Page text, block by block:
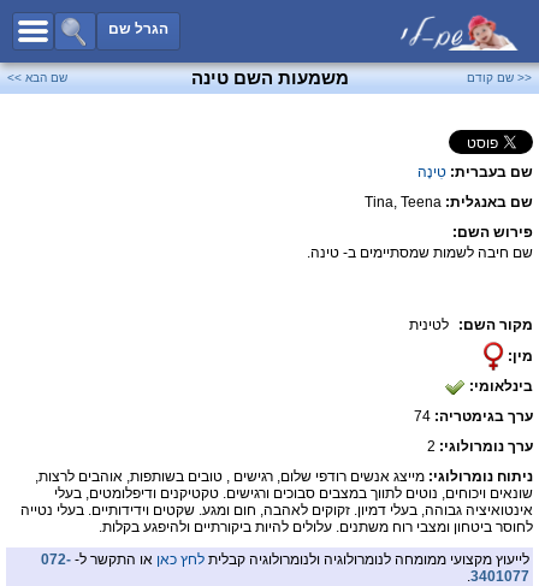
הגרל שם
כל השמות
שמות לבנים
פייסבוק
<< שם קודם משמעות השם טינה שם הבא >>
שם בעברית: טִינָה
שם באנגלית: Tina, Teena
פירוש השם:
שם חיבה לשמות שמסתיימים ב- טינה.
מקור השם:
לטינית
מין:
בינלאומי:
ערך בגימטריה:
ערך נומרולוגי: 2
ניתוח נומרולוגי: מייצג אנשים רודפי שלום, רגישים , טובים בשותפות, אוהבים לרצות,
שונאים ויכוחים, נוטים לתווך במצבים סבוכים ורגישים. טקטיקנים ודיפלומטים, בעלי
אינטואיציה גבוהה, בעלי דמיון. זקוקים לאהבה, חום ומגע. שקטים וידידותיים. בעלי נטייה
לחוסר ביטחון ומצבי רוח משתנים. עלולים להיות ביקורתיים ולהיפגע בקלות.
לייעוץ מקצועי ממומחה לנומרולוגיה ולנומרולוגיה קבלית לחץ כאן או התקשר ל- 072-
3401077
.